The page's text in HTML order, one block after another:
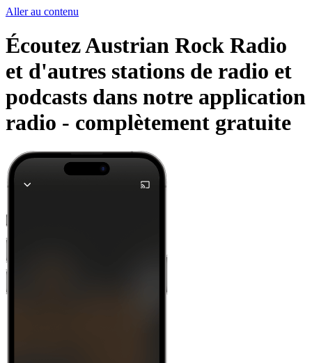
Aller au contenu
Écoutez Austrian Rock Radio
et d'autres stations de radio et
podcasts dans notre application
radio - complètement gratuite